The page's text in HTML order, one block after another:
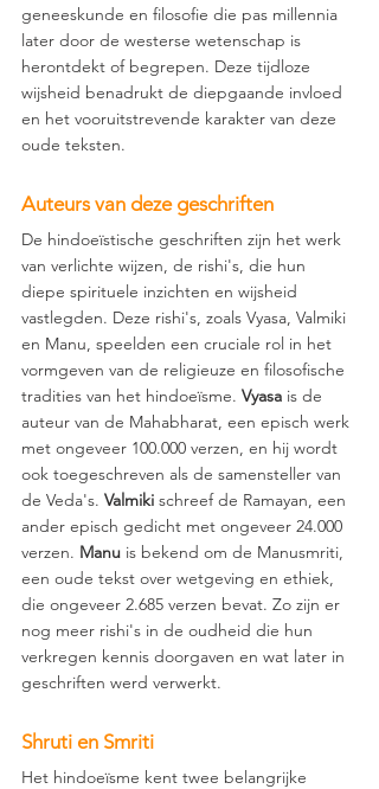
geneeskunde en filosofie die pas millennia
later door de westerse wetenschap is
herontdekt of begrepen. Deze tijdloze
wijsheid benadrukt de diepgaande invloed
en het vooruitstrevende karakter van deze
oude teksten.
Auteurs van deze geschriften
De hindoeïstische geschriften zijn het werk
van verlichte wijzen, de rishi's, die hun
diepe spirituele inzichten en wijsheid
vastlegden. Deze rishi's, zoals Vyasa, Valmiki
en Manu, speelden een cruciale rol in het
vormgeven van de religieuze en filosofische
tradities van het hindoeïsme. Vyasa is de
auteur van de Mahabharat, een episch werk
met ongeveer 100.000 verzen, en hij wordt
ook toegeschreven als de samensteller van
de Veda's. Valmiki schreef de Ramayan, een
ander episch gedicht met ongeveer 24.000
verzen. Manu is bekend om de Manusmriti,
een oude tekst over wetgeving en ethiek,
die ongeveer 2.685 verzen bevat. Zo zijn er
nog meer rishi's in de oudheid die hun
verkregen kennis doorgaven en wat later in
geschriften werd verwerkt.
Shruti en Smriti
Het hindoeïsme kent twee belangrijke